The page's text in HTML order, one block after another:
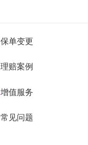
保单变更
理赔案例
增值服务
常见问题